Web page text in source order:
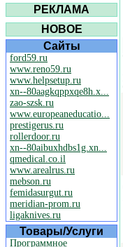
РЕКЛАМА
НОВОЕ
Сайты
ford59.ru
www.reno59.ru
www.helpsetup.ru
xn--80aagkqppxqe8h.x...
zao-szsk.ru
www.europeaneducatio...
prestigerus.ru
rollerdoor.ru
xn--80aibuxhdbs1g.xn...
qmedical.co.il
www.arealrus.ru
mebson.ru
femidasurgut.ru
meridian-prom.ru
ligaknives.ru
Товары/Услуги
Программное